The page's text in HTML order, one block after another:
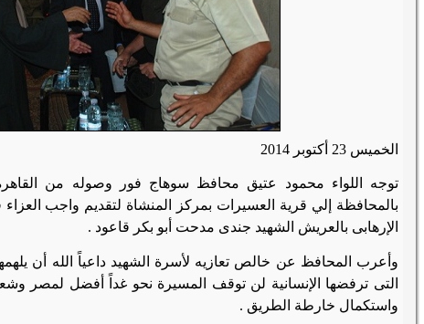
الخميس 23 أكتوبر 2014
توجه اللواء محمود عتيق محافظ سوهاج فور وصوله من
بالمحافظة إلي قرية العسيرات بمركز المنشاة لتقديم واجب
الإرهابى بالعريش الشهيد جندى مدحت أبو بكر قاعود .
وأعرب المحافظ عن خالص تعازيه لأسرة الشهيد داعياً الله أن
التى ترفضها الإنسانية لن توقف المسيرة نحو غداً أفضل لمصر
واستكمال خارطة الطريق .